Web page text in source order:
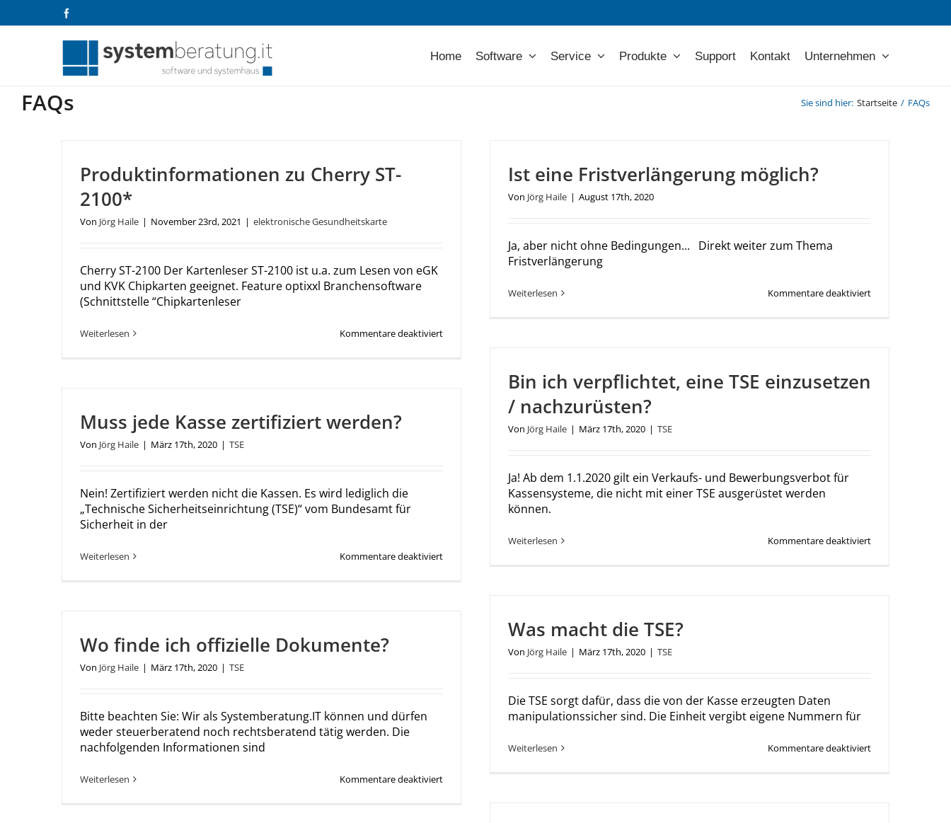
Inhalt
Home Software Service Produkte Support Kontakt Unternehmen
FAQs Sie sind hier: Startseite / FAQs
Produktinformationen zu Cherry ST-
2100*
Von Jörg Haile | November 23rd, 2021 | elektronische Gesundheitskarte
Cherry ST-2100 Der Kartenleser ST-2100 ist u.a. zum Lesen von eGK
und KVK Chipkarten geeignet. Feature optixxl Branchensoftware
(Schnittstelle “Chipkartenleser
Weiterlesen Kommentare deaktiviertfür
Ist eine Fristverlängerung möglich?
Von Jörg Haile | August 17th, 2020
Ja, aber nicht ohne Bedingungen... Direkt weiter zum Thema
Fristverlängerung
Weiterlesen Kommentare deaktiviertfür
Bin ich verpflichtet, eine TSE einzusetzen
/ nachzurüsten?
Von Jörg Haile | März 17th, 2020 | TSE
Ja! Ab dem 1.1.2020 gilt ein Verkaufs- und Bewerbungsverbot für
Kassensysteme, die nicht mit einer TSE ausgerüstet werden
können.
Weiterlesen Kommentare deaktiviertfür
Muss jede Kasse zertifiziert werden?
Von Jörg Haile | März 17th, 2020 | TSE
Nein! Zertifiziert werden nicht die Kassen. Es wird lediglich die
„Technische Sicherheitseinrichtung (TSE)“ vom Bundesamt für
Sicherheit in der
Weiterlesen Kommentare deaktiviertfür
Was macht die TSE?
Von Jörg Haile | März 17th, 2020 | TSE
Die TSE sorgt dafür, dass die von der Kasse erzeugten Daten
manipulationssicher sind. Die Einheit vergibt eigene Nummern für
Weiterlesen Kommentare deaktiviertfür
Wo finde ich offizielle Dokumente?
Von Jörg Haile | März 17th, 2020 | TSE
Bitte beachten Sie: Wir als Systemberatung.IT können und dürfen
weder steuerberatend noch rechtsberatend tätig werden. Die
nachfolgenden Informationen sind
Weiterlesen Kommentare deaktiviertfür